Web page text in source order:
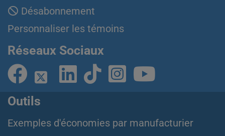
Désabonnement
Personnaliser les témoins
Réseaux Sociaux
Outils
Exemples d'économies par manufacturier